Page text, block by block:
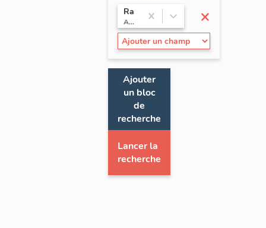
×
Randan
Auvergne / Puy-de-Dôme
Ajouter
un bloc
de
recherche
Lancer la
recherche